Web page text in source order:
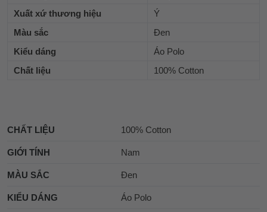
Xuất xứ thương hiệu
Ý
Màu sắc
Đen
Kiểu dáng
Áo Polo
Chất liệu
100% Cotton
CHẤT LIỆU 100% Cotton
GIỚI TÍNH Nam
MÀU SẮC Đen
KIỂU DÁNG Áo Polo